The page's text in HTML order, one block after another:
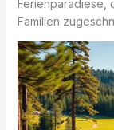
Ferienparadiese,
Familien